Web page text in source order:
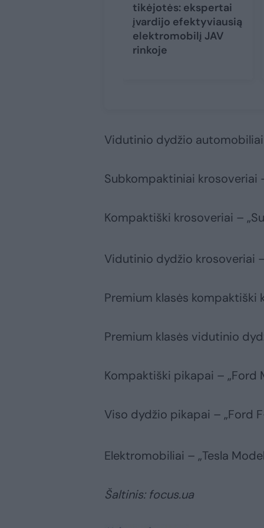
tikėjotės: ekspertai
įvardijo efektyviausią
elektromobilį JAV
rinkoje
Vidutinio dydžio automobiliai
Subkompaktiniai krosoveriai
Kompaktiški krosoveriai –
Vidutinio dydžio krosoveriai
Premium klasės kompaktiški
Premium klasės vidutinio
Kompaktiški pikapai – „Ford
Viso dydžio pikapai – „Ford
Elektromobiliai – „Tesla Model
Šaltinis: focus.ua